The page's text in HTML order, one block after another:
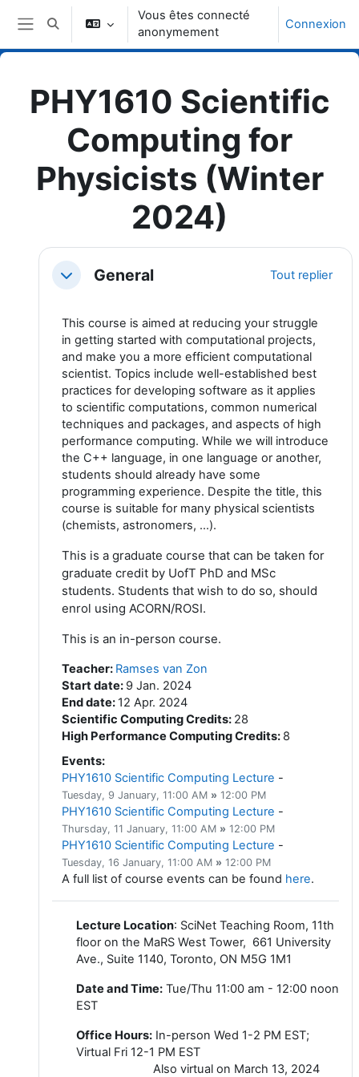
Passer au contenu principal
Panneau latéral
Activer/désactiver la saisie de recherche
Vous êtes connecté
anonymement
Connexion
PHY1610 Scientific
Computing for
Physicists (Winter
2024)
Topic outline
ReplierGeneral Tout replier
This course is aimed at reducing your struggle
in getting started with computational projects,
and make you a more efficient computational
scientist. Topics include well-established best
practices for developing software as it applies
to scientific computations, common numerical
techniques and packages, and aspects of high
performance computing. While we will introduce
the C++ language, in one language or another,
students should already have some
programming experience. Despite the title, this
course is suitable for many physical scientists
(chemists, astronomers, ...).
This is a graduate course that can be taken for
graduate credit by UofT PhD and MSc
students. Students that wish to do so, should
enrol using ACORN/ROSI.
This is an in-person course.
Teacher: Ramses van Zon
Start date: 9 Jan. 2024
End date: 12 Apr. 2024
Scientific Computing Credits: 28
High Performance Computing Credits: 8
Events:
PHY1610 Scientific Computing Lecture -
Tuesday, 9 January, 11:00 AM » 12:00 PM
PHY1610 Scientific Computing Lecture -
Thursday, 11 January, 11:00 AM » 12:00 PM
PHY1610 Scientific Computing Lecture -
Tuesday, 16 January, 11:00 AM » 12:00 PM
A full list of course events can be found here.
Lecture Location: SciNet Teaching Room, 11th
floor on the MaRS West Tower, 661 University
Ave., Suite 1140, Toronto, ON M5G 1M1
Date and Time: Tue/Thu 11:00 am - 12:00 noon
EST
Office Hours: In-person Wed 1-2 PM EST;
Virtual Fri 12-1 PM EST
Also virtual on March 13, 2024